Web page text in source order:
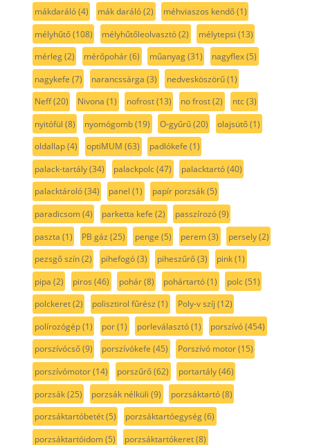
mákdaráló(4) mák daráló(2) méhviaszos kendő(1)
mélyhűtő(108) mélyhűtőleolvasztó(2) mélytepsi (13)
mérleg(2) mérőpohár(6) műanyag(31) nagyflex(5)
nagykefe (7) narancssárga (3) nedvesköszörű(1)
Neff(20) Nivona (1) nofrost(13) no frost(2) ntc(3)
nyitófül (8) nyomógomb(19) O-gyűrű(20) olajsütő(1)
oldallap(4) optiMUM (63) padlókefe (1)
palack-tartály(34) palackpolc(47) palacktartó(40)
palacktároló(34) panel (1) papír porzsák(5)
paradicsom(4) parketta kefe (2) passzírozó(9)
paszta (1) PB gáz (25) penge (5) perem(3) persely(2)
pezsgő szín(2) pihefogó(3) piheszűrő(3) pink(1)
pipa (2) piros (46) pohár(8) pohártartó(1) polc(51)
polckeret(2) polisztirol fűrész (1) Poly-v szíj (12)
polírozógép(1) por(1) porleválasztó(1) porszívó(454)
porszívócső(9) porszívókefe (45) Porszívó motor(15)
porszívómotor(14) porszűrő(62) portartály(46)
porzsák(25) porzsák nélküli (9) porzsáktartó(8)
porzsáktartóbetét(5) porzsáktartóegység(6)
porzsáktartóidom(5) porzsáktartókeret(8)